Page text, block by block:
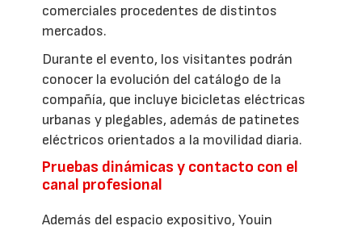
comerciales procedentes de distintos
mercados.
Durante el evento, los visitantes podrán
conocer la evolución del catálogo de la
compañía, que incluye bicicletas eléctricas
urbanas y plegables, además de patinetes
eléctricos orientados a la movilidad diaria.
Pruebas dinámicas y contacto con el
canal profesional
Además del espacio expositivo, Youin